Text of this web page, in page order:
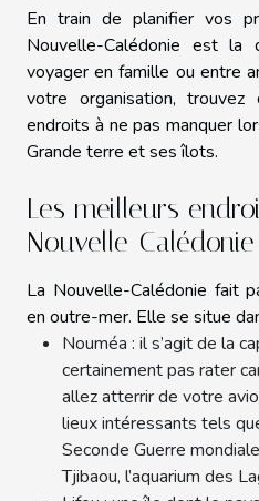
En train de planifier vos
Nouvelle-Calédonie est la
voyager en famille ou entre
votre organisation,
endroits à ne pas manquer
Grande terre et ses îlots.
Les meilleurs
Nouvelle-Calédonie
La Nouvelle-Calédonie fait
en outre-mer. Elle se situe
Nouméa : il s’agit de la
certainement pas rater
allez atterrir de votre
lieux intéressants tels
Seconde Guerre
Tjibaou, l’aquarium des